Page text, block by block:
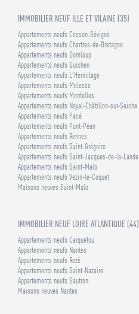
IMMOBILIER NEUF ILLE ET VILAINE (35)
Appartements neufs Cesson-Sévigné
Appartements neufs Chartres-de-Bretagne
Appartements neufs Domloup
Appartements neufs Guichen
Appartements neufs L'Hermitage
Appartements neufs Melesse
Appartements neufs Mordelles
Appartements neufs Noyal-Châtillon-sur-Seiche
Appartements neufs Pacé
Appartements neufs Pont-Péan
Appartements neufs Rennes
Appartements neufs Saint-Grégoire
Appartements neufs Saint-Jacques-de-la-Lande
Appartements neufs Saint-Malo
Appartements neufs Vezin-le-Coquet
Maisons neuves Saint-Malo
IMMOBILIER NEUF LOIRE ATLANTIQUE (44)
Appartements neufs Carquefou
Appartements neufs Nantes
Appartements neufs Rezé
Appartements neufs Saint-Nazaire
Appartements neufs Sautron
Maisons neuves Nantes